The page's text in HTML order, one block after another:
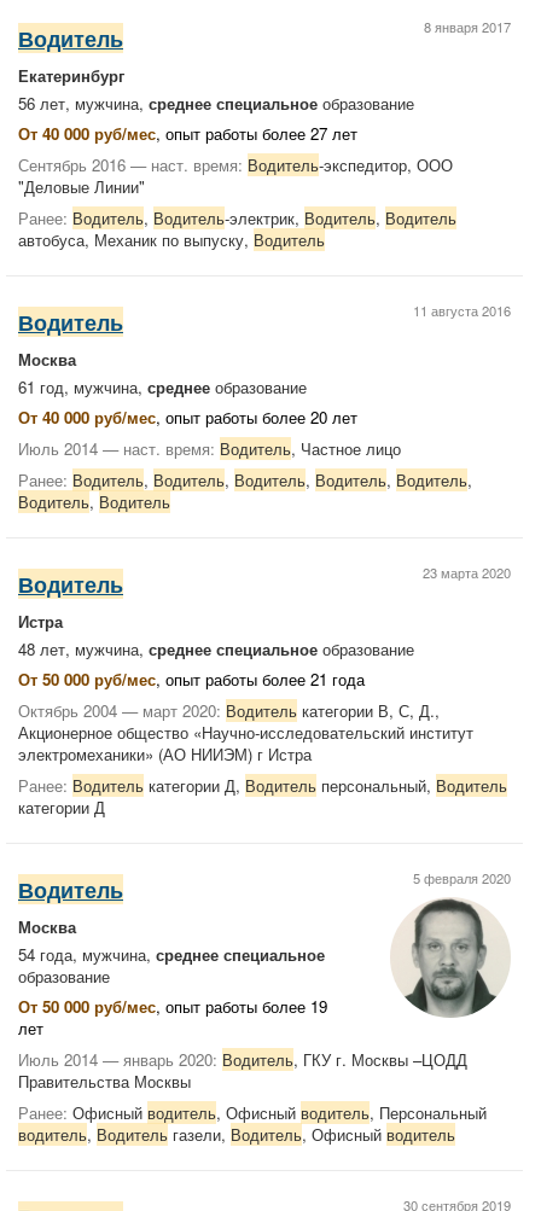
8 января 2017
Водитель
Екатеринбург
56 лет, мужчина, среднее специальное образование
От 40 000 руб/мес, опыт работы более 27 лет
Сентябрь 2016 — наст. время: Водитель-экспедитор, ООО
"Деловые Линии"
Ранее: Водитель, Водитель-электрик, Водитель, Водитель
автобуса, Механик по выпуску, Водитель
11 августа 2016
Водитель
Москва
61 год, мужчина, среднее образование
От 40 000 руб/мес, опыт работы более 20 лет
Июль 2014 — наст. время: Водитель, Частное лицо
Ранее: Водитель, Водитель, Водитель, Водитель, Водитель,
Водитель, Водитель
23 марта 2020
Водитель
Истра
48 лет, мужчина, среднее специальное образование
От 50 000 руб/мес, опыт работы более 21 года
Октябрь 2004 — март 2020: Водитель категории В, С, Д.,
Акционерное общество «Научно-исследовательский институт
электромеханики» (АО НИИЭМ) г Истра
Ранее: Водитель категории Д, Водитель персональный, Водитель
категории Д
5 февраля 2020
Водитель
Москва
54 года, мужчина, среднее специальное
образование
От 50 000 руб/мес, опыт работы более 19
лет
Июль 2014 — январь 2020: Водитель, ГКУ г. Москвы –ЦОДД
Правительства Москвы
Ранее: Офисный водитель, Офисный водитель, Персональный
водитель, Водитель газели, Водитель, Офисный водитель
30 сентября 2019